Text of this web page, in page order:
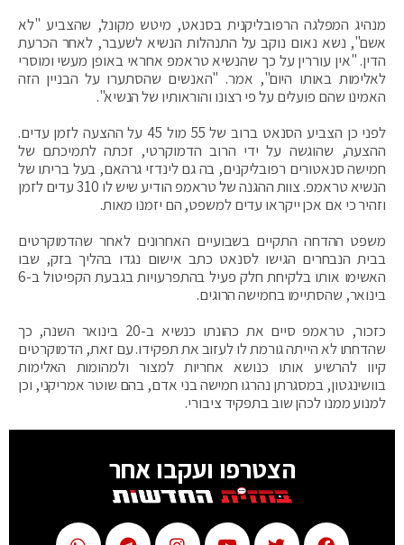
מנהיג המפלגה הרפובליקנית בסנאט, מיטש מקונל, שהצביע "לא
אשם", נשא נאום נוקב על התנהלות הנשיא לשעבר, לאחר הכרעת
הדין. "אין עוררין על כך שהנשיא טראמפ אחראי באופן מעשי ומוסרי
לאלימות באותו היום", אמר. "האנשים שהסתערו על הבניין הזה
האמינו שהם פועלים על פי רצונו והוראותיו של הנשיא".
לפני כן הצביע הסנאט ברוב של 55 מול 45 על ההצעה לזמן עדים.
ההצעה, שהוגשה על ידי הרוב הדמוקרטי, זכתה לתמיכתם של
חמישה סנאטורים רפובליקנים, בה גם לינדזי גרהאם, בעל בריתו של
הנשיא טראמפ. צוות ההגנה של טראמפ הודיע שיש לו 310 עדים לזמן
וזהיר כי אם אכן ייקראו עדים למשפט, הם יזמנו מאות.
משפט ההדחה התקיים בשבועיים האחרונים לאחר שהדמוקרטים
בבית הנבחרים הגישו לסנאט כתב אישום נגדו בהליך בזק, שבו
האשימו אותו בלקיחת חלק פעיל בהתפרעויות בגבעת הקפיטול ב-6
בינואר, שהסתיימו בחמישה הרוגים.
כזכור, טראמפ סיים את כהונתו כנשיא ב-20 בינואר השנה, כך
שהדחתו לא הייתה גורמת לו לעזוב את תפקידו. עם זאת, הדמוקרטים
קיוו להרשיע אותו כנושא אחריות למצור ולמהומות האלימות
בוושינגטון, במסגרתן נהרגו חמישה בני אדם, בהם שוטר אמריקני, וכן
למנוע ממנו לכהן שוב בתפקיד ציבורי.
הצטרפו ועקבו אחר